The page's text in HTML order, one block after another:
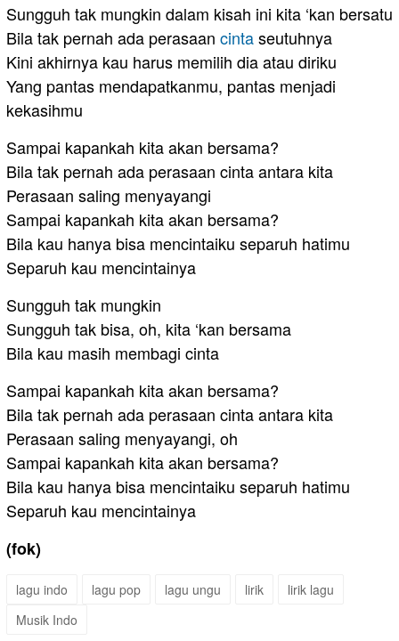
Sungguh tak mungkin dalam kisah ini kita ‘kan bersatu
Bila tak pernah ada perasaan cintaseutuhnya
Kini akhirnya kau harus memilih dia atau diriku
Yang pantas mendapatkanmu, pantas menjadi
kekasihmu
Sampai kapankah kita akan bersama?
Bila tak pernah ada perasaan cinta antara kita
Perasaan saling menyayangi
Sampai kapankah kita akan bersama?
Bila kau hanya bisa mencintaiku separuh hatimu
Separuh kau mencintainya
Sungguh tak mungkin
Sungguh tak bisa, oh, kita ‘kan bersama
Bila kau masih membagi cinta
Sampai kapankah kita akan bersama?
Bila tak pernah ada perasaan cinta antara kita
Perasaan saling menyayangi, oh
Sampai kapankah kita akan bersama?
Bila kau hanya bisa mencintaiku separuh hatimu
Separuh kau mencintainya
(fok)
lagu indo lagu pop lagu ungu lirik
lirik lagu
Musik Indo